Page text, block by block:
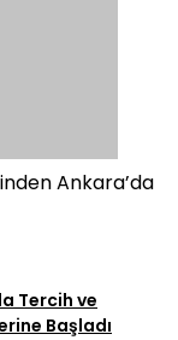
Ankara’da
Tercih ve
Başladı